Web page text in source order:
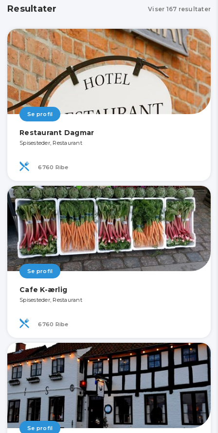
Resultater Viser 167 resultater
Se profil
Restaurant Dagmar
Spisesteder, Restaurant
6760 Ribe
Se profil
Cafe K-ærlig
Spisesteder, Restaurant
6760 Ribe
Se profil